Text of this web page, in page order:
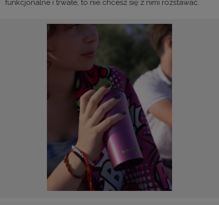
funkcjonalne i trwałe, to nie chcesz się z nimi rozstawać.